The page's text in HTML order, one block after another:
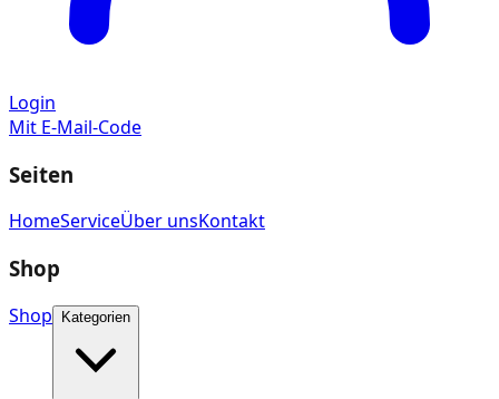
Login
Mit E-Mail-Code
Seiten
HomeServiceÜber unsKontakt
Shop
Shop Kategorien